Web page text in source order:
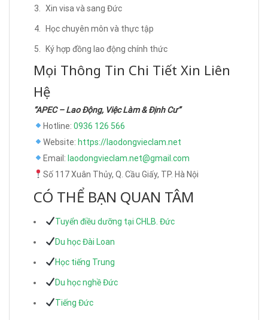
Xin visa và sang Đức
Học chuyên môn và thực tập
Ký hợp đồng lao động chính thức
Mọi Thông Tin Chi Tiết Xin Liên
Hệ
“APEC – Lao Động, Việc Làm & Định Cư”
Hotline: 0936 126 566
Website: https://laodongvieclam.net
Email: laodongvieclam.net@gmail.com
Số 117 Xuân Thủy, Q. Cầu Giấy, TP. Hà Nội
CÓ THỂ BẠN QUAN TÂM
Tuyển điều dưỡng tại CHLB. Đức
Du học Đài Loan
Học tiếng Trung
Du học nghề Đức
Tiếng Đức